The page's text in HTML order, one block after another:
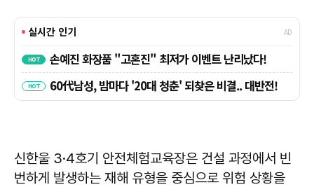
신한울 3·4호기 안전체험교육장은 건설 과정에서 빈
번하게 발생하는 재해 유형을 중심으로 위험 상황을